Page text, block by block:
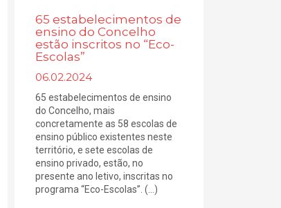
65 estabelecimentos de
ensino do Concelho
estão inscritos no “Eco-
Escolas”
06.02.2024
65 estabelecimentos de ensino
do Concelho, mais
concretamente as 58 escolas de
ensino público existentes neste
território, e sete escolas de
ensino privado, estão, no
presente ano letivo, inscritas no
programa “Eco-Escolas”. (...)